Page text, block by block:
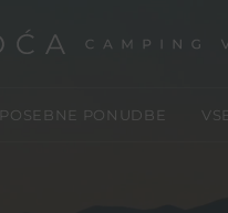
POSEBNE PONUDBE